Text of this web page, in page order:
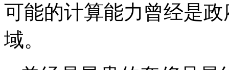
可能的计算能力曾经是
域。